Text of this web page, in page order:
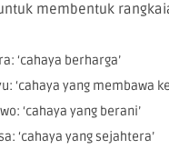
membentuk
‘cahaya berharga’
‘cahaya yang membawa
‘cahaya yang berani’
‘cahaya yang sejahtera’